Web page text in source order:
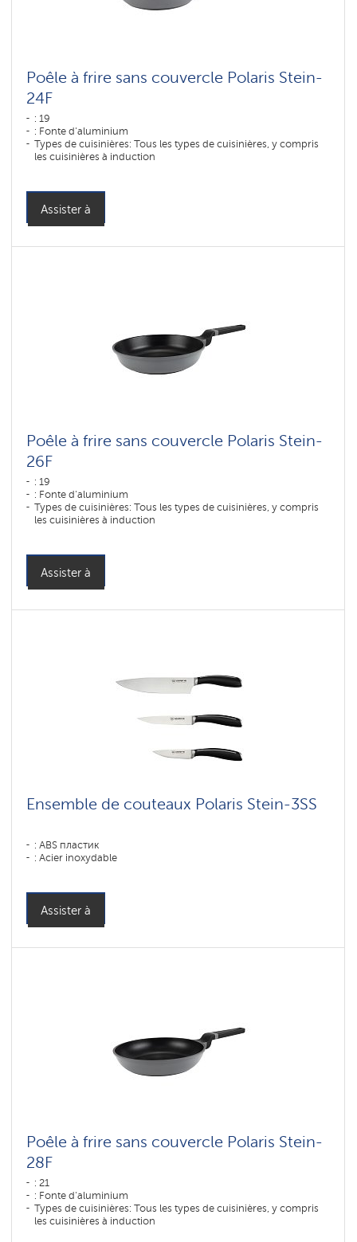
Poêle à frire sans couvercle Polaris Stein-
24F
: 19
: Fonte d'aluminium
Types de cuisinières: Tous les types de cuisinières, y compris
les cuisinières à induction
Assister à
Poêle à frire sans couvercle Polaris Stein-
26F
: 19
: Fonte d'aluminium
Types de cuisinières: Tous les types de cuisinières, y compris
les cuisinières à induction
Assister à
Ensemble de couteaux Polaris Stein-3SS
: ABS пластик
: Acier inoxydable
Assister à
Poêle à frire sans couvercle Polaris Stein-
28F
: 21
: Fonte d'aluminium
Types de cuisinières: Tous les types de cuisinières, y compris
les cuisinières à induction